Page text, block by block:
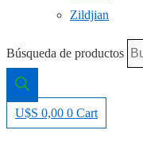
Zildjian
Búsqueda de productos
U$S 0,00 0 Cart